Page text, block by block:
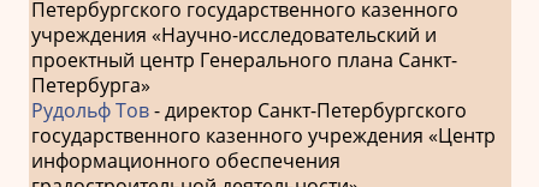
Петербургского государственного казенного
учреждения «Научно-исследовательский и
проектный центр Генерального плана Санкт-
Петербурга»
Рудольф Тов- директор Санкт-Петербургского
государственного казенного учреждения «Центр
информационного обеспечения